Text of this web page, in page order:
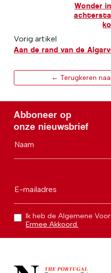
Wonder
Vorig artikel
Aan de rand van de
← Terugkeren
Abboneer op
onze nieuwsbrief
Naam
E-mailadres
Ik heb de Algemene
Ermee Akkoord.